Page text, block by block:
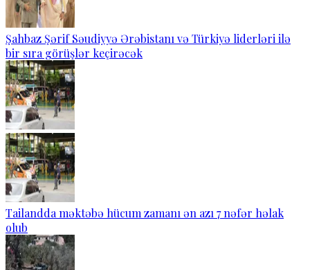
Şahbaz Şərif Səudiyyə Ərəbistanı və Türkiyə liderləri ilə
bir sıra görüşlər keçirəcək
Tailandda məktəbə hücum zamanı ən azı 7 nəfər həlak
olub